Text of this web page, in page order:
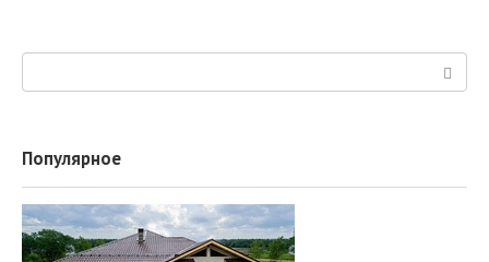
Популярное